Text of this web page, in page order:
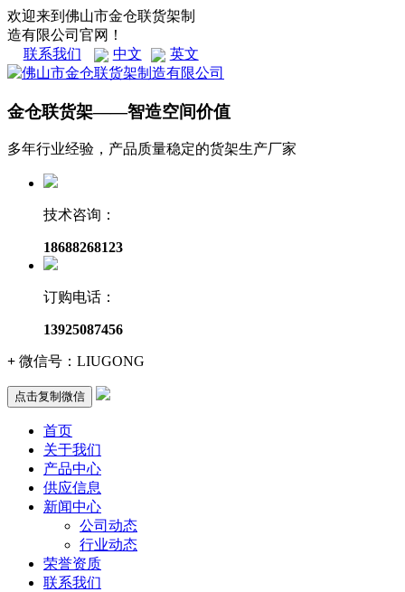
欢迎来到佛山市金仓联货架制
造有限公司官网！
联系我们
中文 英文
金仓联货架——智造空间价值
多年行业经验，产品质量稳定的货架生产厂家
技术咨询：
18688268123
订购电话：
13925087456
+ 微信号： LIUGONG
点击复制微信
首页
关于我们
产品中心
供应信息
新闻中心
公司动态
行业动态
荣誉资质
联系我们